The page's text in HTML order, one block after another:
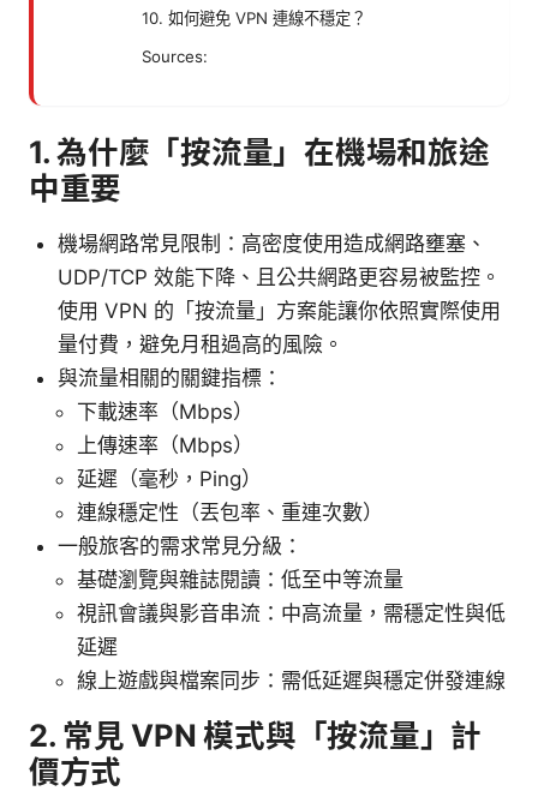
10. 如何避免 VPN 連線不穩定？
Sources:
1. 為什麼「按流量」在機場和旅途
中重要
機場網路常見限制：高密度使用造成網路壅塞、
UDP/TCP 效能下降、且公共網路更容易被監控。
使用 VPN 的「按流量」方案能讓你依照實際使用
量付費，避免月租過高的風險。
與流量相關的關鍵指標：
下載速率（Mbps）
上傳速率（Mbps）
延遲（毫秒，Ping）
連線穩定性（丟包率、重連次數）
一般旅客的需求常見分級：
基礎瀏覽與雜誌閱讀：低至中等流量
視訊會議與影音串流：中高流量，需穩定性與低
延遲
線上遊戲與檔案同步：需低延遲與穩定併發連線
2. 常見 VPN 模式與「按流量」計
價方式